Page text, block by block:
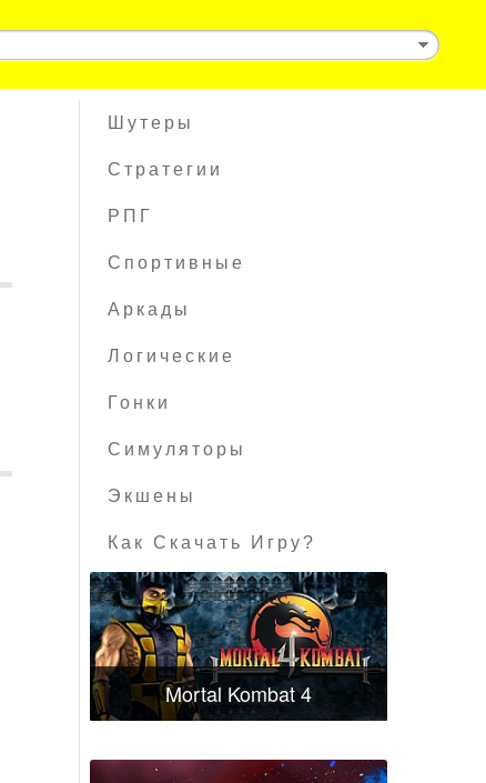
Шутеры
Стратегии
РПГ
Спортивные
Аркады
Логические
Гонки
Симуляторы
Экшены
Как Скачать Игру?
Mortal Kombat 4